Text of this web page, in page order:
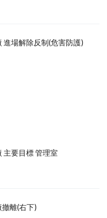
進場解除反制(危害防護)
主要目標 管理室
離(右下)